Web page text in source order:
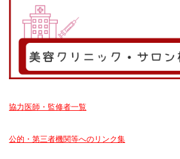
協力医師・監修者一覧
公的・第三者機関等へのリンク集